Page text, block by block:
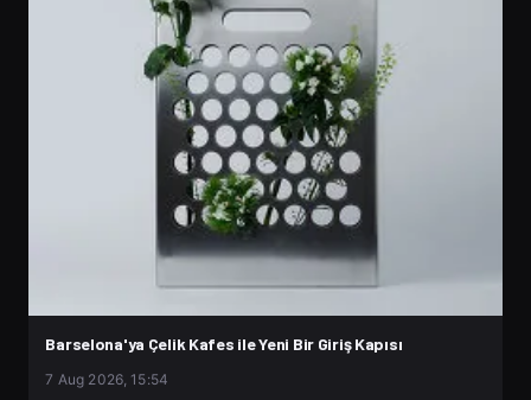
Barselona'ya Çelik Kafes ile Yeni Bir Giriş Kapısı
7 Aug 2026, 15:54